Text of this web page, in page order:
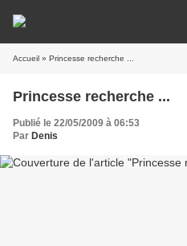
Accueil » Princesse recherche ...
Princesse recherche ...
Publié le 22/05/2009 à 06:53
Par Denis